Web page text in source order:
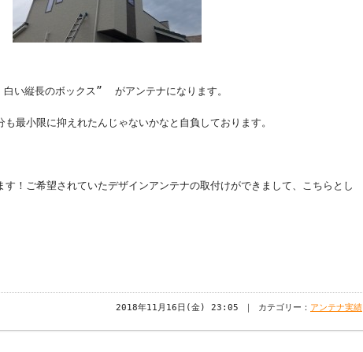
い縦長のボックス” がアンテナになります。
最小限に抑えれたんじゃないかなと自負しております。
す！ご希望されていたデザインアンテナの取付けができまして、こちらとし
2018年11月16日(金) 23:05 ｜ カテゴリー： アンテナ実績